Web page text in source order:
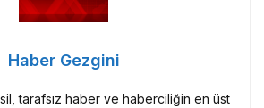
Haber Gezgini
tarafsız haber ve haberciliğin en üst